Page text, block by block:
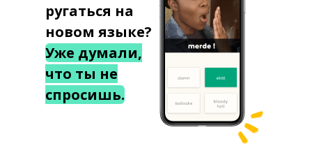
ругаться на
новом языке?
Уже думали,
что ты не
спросишь.